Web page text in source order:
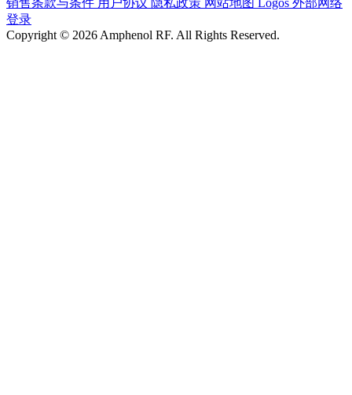
销售条款与条件 用户协议 隐私政策 网站地图 Logos 外部网络
登录
Copyright © 2026 Amphenol RF. All Rights Reserved.